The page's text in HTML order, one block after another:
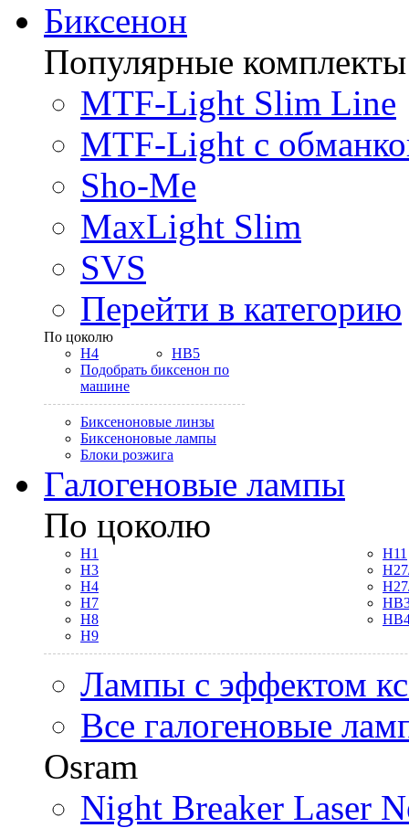
Биксенон
Популярные комплекты
MTF-Light Slim Line
MTF-Light с
Sho-Me
MaxLight Slim
SVS
Перейти в категорию
По цоколю
H4
HB5
Подобрать биксенон по
машине
Биксеноновые линзы
Биксеноновые лампы
Блоки розжига
Галогеновые лампы
По цоколю
H1
H3
H4
H7
H8
H9
H11
Лампы с эффектом
Все галогеновые
Osram
Night Breaker Laser